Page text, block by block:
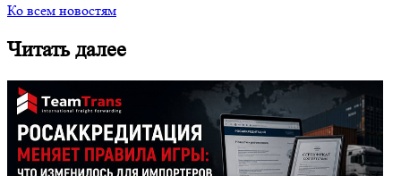
Ко всем новостям
Читать далее